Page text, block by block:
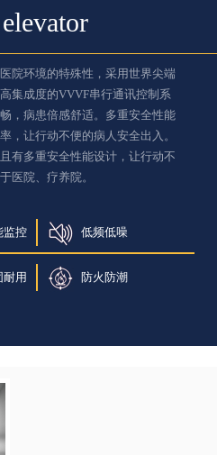
院环境的特殊性，采用世界尖端
集成度的VVVF串行通讯控制系
，病患倍感舒适。多重安全性能
，让行动不便的病人安全出入。
有多重安全性能设计，让行动不
医院、疗养院。
监控 低频低噪
耐用 防火防潮